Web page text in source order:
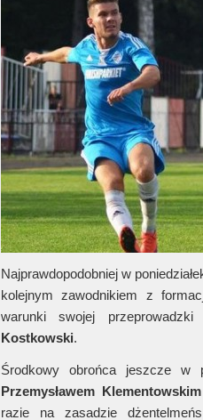
Najprawdopodobniej w
kolejnym zawodnikiem z
warunki swojej
Kostkowski.
Środkowy obrońca jeszcze w
Przemysławem Klementowskim
razie na zasadzie